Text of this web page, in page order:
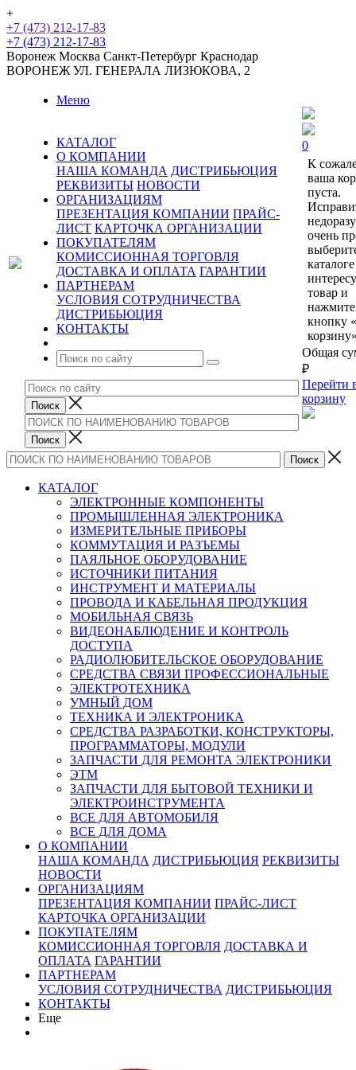
+
+7 (473) 212-17-83
+7 (473) 212-17-83
Воронеж Москва Санкт-Петербург Краснодар
ВОРОНЕЖ УЛ. ГЕНЕРАЛА ЛИЗЮКОВА, 2
Меню
КАТАЛОГ
О КОМПАНИИ
НАША КОМАНДА ДИСТРИБЬЮЦИЯ
РЕКВИЗИТЫ НОВОСТИ
ОРГАНИЗАЦИЯМ
ПРЕЗЕНТАЦИЯ КОМПАНИИ ПРАЙС-
ЛИСТ КАРТОЧКА ОРГАНИЗАЦИИ
ПОКУПАТЕЛЯМ
КОМИССИОННАЯ ТОРГОВЛЯ
ДОСТАВКА И ОПЛАТА ГАРАНТИИ
ПАРТНЕРАМ
УСЛОВИЯ СОТРУДНИЧЕСТВА
ДИСТРИБЬЮЦИЯ
КОНТАКТЫ
0
К
ваша
пуста.
очень
каталоге
товар и
нажмите
кнопку
Общая
₽
Перейти
корзину
КАТАЛОГ
ЭЛЕКТРОННЫЕ КОМПОНЕНТЫ
ПРОМЫШЛЕННАЯ ЭЛЕКТРОНИКА
ИЗМЕРИТЕЛЬНЫЕ ПРИБОРЫ
КОММУТАЦИЯ И РАЗЪЕМЫ
ПАЯЛЬНОЕ ОБОРУДОВАНИЕ
ИСТОЧНИКИ ПИТАНИЯ
ИНСТРУМЕНТ И МАТЕРИАЛЫ
ПРОВОДА И КАБЕЛЬНАЯ ПРОДУКЦИЯ
МОБИЛЬНАЯ СВЯЗЬ
ВИДЕОНАБЛЮДЕНИЕ И КОНТРОЛЬ
ДОСТУПА
РАДИОЛЮБИТЕЛЬСКОЕ ОБОРУДОВАНИЕ
СРЕДСТВА СВЯЗИ ПРОФЕССИОНАЛЬНЫЕ
ЭЛЕКТРОТЕХНИКА
УМНЫЙ ДОМ
ТЕХНИКА И ЭЛЕКТРОНИКА
СРЕДСТВА РАЗРАБОТКИ, КОНСТРУКТОРЫ,
ПРОГРАММАТОРЫ, МОДУЛИ
ЗАПЧАСТИ ДЛЯ РЕМОНТА ЭЛЕКТРОНИКИ
ЭТМ
ЗАПЧАСТИ ДЛЯ БЫТОВОЙ ТЕХНИКИ И
ЭЛЕКТРОИНСТРУМЕНТА
ВСЕ ДЛЯ АВТОМОБИЛЯ
ВСЕ ДЛЯ ДОМА
О КОМПАНИИ
НАША КОМАНДА ДИСТРИБЬЮЦИЯ РЕКВИЗИТЫ
НОВОСТИ
ОРГАНИЗАЦИЯМ
ПРЕЗЕНТАЦИЯ КОМПАНИИ ПРАЙС-ЛИСТ
КАРТОЧКА ОРГАНИЗАЦИИ
ПОКУПАТЕЛЯМ
КОМИССИОННАЯ ТОРГОВЛЯ ДОСТАВКА И
ОПЛАТА ГАРАНТИИ
ПАРТНЕРАМ
УСЛОВИЯ СОТРУДНИЧЕСТВА ДИСТРИБЬЮЦИЯ
КОНТАКТЫ
Еще